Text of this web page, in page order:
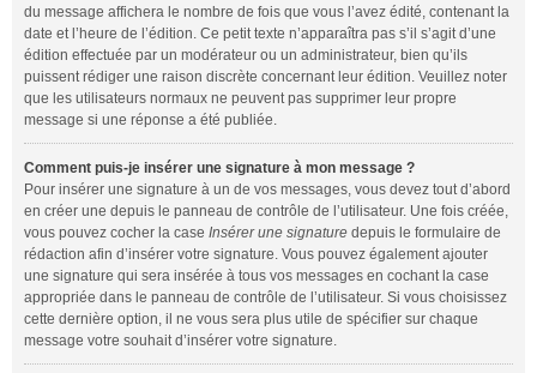
du message affichera le nombre de fois que vous l’avez édité, contenant la
date et l’heure de l’édition. Ce petit texte n’apparaîtra pas s’il s’agit d’une
édition effectuée par un modérateur ou un administrateur, bien qu’ils
puissent rédiger une raison discrète concernant leur édition. Veuillez noter
que les utilisateurs normaux ne peuvent pas supprimer leur propre
message si une réponse a été publiée.
Comment puis-je insérer une signature à mon message ?
Pour insérer une signature à un de vos messages, vous devez tout d’abord
en créer une depuis le panneau de contrôle de l’utilisateur. Une fois créée,
vous pouvez cocher la case Insérer une signature depuis le formulaire de
rédaction afin d’insérer votre signature. Vous pouvez également ajouter
une signature qui sera insérée à tous vos messages en cochant la case
appropriée dans le panneau de contrôle de l’utilisateur. Si vous choisissez
cette dernière option, il ne vous sera plus utile de spécifier sur chaque
message votre souhait d’insérer votre signature.